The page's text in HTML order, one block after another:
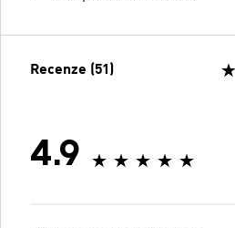
Recenze (51)
4.9